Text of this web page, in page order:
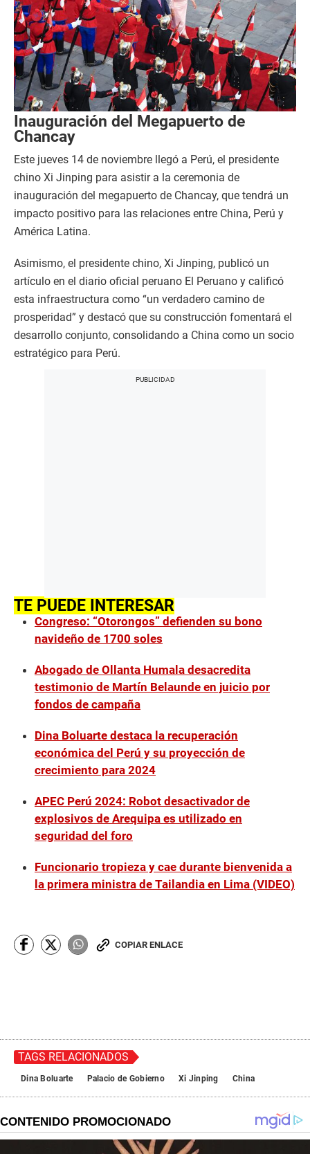
Inauguración del Megapuerto de
Chancay
Este jueves 14 de noviembre llegó a Perú, el presidente
chino Xi Jinping para asistir a la ceremonia de
inauguración del megapuerto de Chancay, que tendrá un
impacto positivo para las relaciones entre China, Perú y
América Latina.
Asimismo, el presidente chino, Xi Jinping, publicó un
artículo en el diario oficial peruano El Peruano y calificó
esta infraestructura como “un verdadero camino de
prosperidad” y destacó que su construcción fomentará el
desarrollo conjunto, consolidando a China como un socio
estratégico para Perú.
TE PUEDE INTERESAR
Congreso: “Otorongos” defienden su bono
navideño de 1700 soles
Abogado de Ollanta Humala desacredita
testimonio de Martín Belaunde en juicio por
fondos de campaña
Dina Boluarte destaca la recuperación
económica del Perú y su proyección de
crecimiento para 2024
APEC Perú 2024: Robot desactivador de
explosivos de Arequipa es utilizado en
seguridad del foro
Funcionario tropieza y cae durante bienvenida a
la primera ministra de Tailandia en Lima (VIDEO)
COPIAR ENLACE
TAGS RELACIONADOS
Dina Boluarte Palacio de Gobierno Xi Jinping China